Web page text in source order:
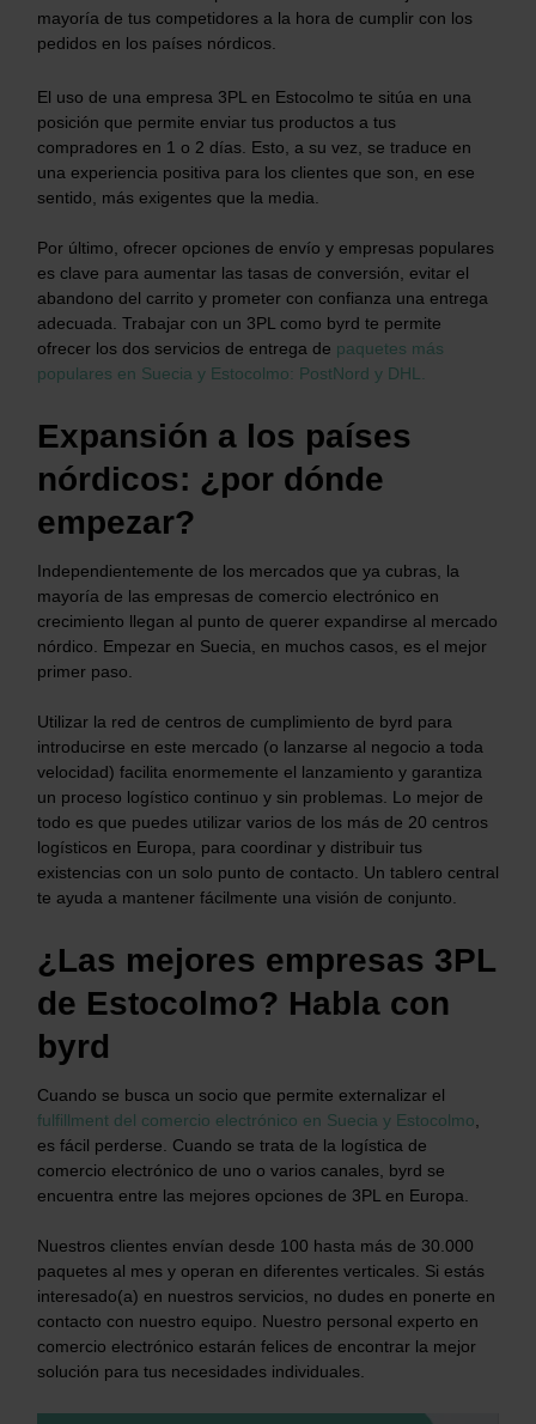
mayoría de tus competidores a la hora de cumplir con los
pedidos en los países nórdicos.
El uso de una empresa 3PL en Estocolmo te sitúa en una
posición que permite enviar tus productos a tus
compradores en 1 o 2 días. Esto, a su vez, se traduce en
una experiencia positiva para los clientes que son, en ese
sentido, más exigentes que la media.
Por último, ofrecer opciones de envío y empresas populares
es clave para aumentar las tasas de conversión, evitar el
abandono del carrito y prometer con confianza una entrega
adecuada. Trabajar con un 3PL como byrd te permite
ofrecer los dos servicios de entrega de paquetes más
populares en Suecia y Estocolmo: PostNord y DHL.
Expansión a los países
nórdicos: ¿por dónde
empezar?
Independientemente de los mercados que ya cubras, la
mayoría de las empresas de comercio electrónico en
crecimiento llegan al punto de querer expandirse al mercado
nórdico. Empezar en Suecia, en muchos casos, es el mejor
primer paso.
Utilizar la red de centros de cumplimiento de byrd para
introducirse en este mercado (o lanzarse al negocio a toda
velocidad) facilita enormemente el lanzamiento y garantiza
un proceso logístico continuo y sin problemas. Lo mejor de
todo es que puedes utilizar varios de los más de 20 centros
logísticos en Europa, para coordinar y distribuir tus
existencias con un solo punto de contacto. Un tablero central
te ayuda a mantener fácilmente una visión de conjunto.
¿Las mejores empresas 3PL
de Estocolmo? Habla con
byrd
Cuando se busca un socio que permite externalizar el
fulfillment del comercio electrónico en Suecia y Estocolmo,
es fácil perderse. Cuando se trata de la logística de
comercio electrónico de uno o varios canales, byrd se
encuentra entre las mejores opciones de 3PL en Europa.
Nuestros clientes envían desde 100 hasta más de 30.000
paquetes al mes y operan en diferentes verticales. Si estás
interesado(a) en nuestros servicios, no dudes en ponerte en
contacto con nuestro equipo. Nuestro personal experto en
comercio electrónico estarán felices de encontrar la mejor
solución para tus necesidades individuales.